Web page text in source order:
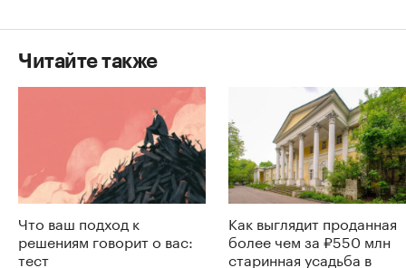
Читайте также
Что ваш подход к
решениям говорит о вас:
тест
Как выглядит проданная
более чем за ₽550 млн
старинная усадьба в